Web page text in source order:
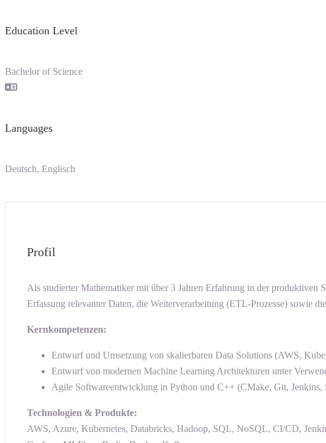
Education Level
Bachelor of Science
Languages
Deutsch, Englisch
Profil
Als studierter Mathematiker mit über 3 Jahren Erfahrung in der produktiven
Erfassung relevanter Daten, die Weiterverarbeitung (ETL-Prozesse) sowie
Kernkompetenzen:
Entwurf und Umsetzung von skalierbaren Data Solutions (AWS,
Entwurf von modernen Machine Learning Architekturen unter
Agile Softwareentwicklung in Python und C++ (CMake, Git, Jenkins,
Technologien & Produkte:
AWS, Azure, Kubernetes, Databricks, Hadoop, SQL, NoSQL, CI/CD,